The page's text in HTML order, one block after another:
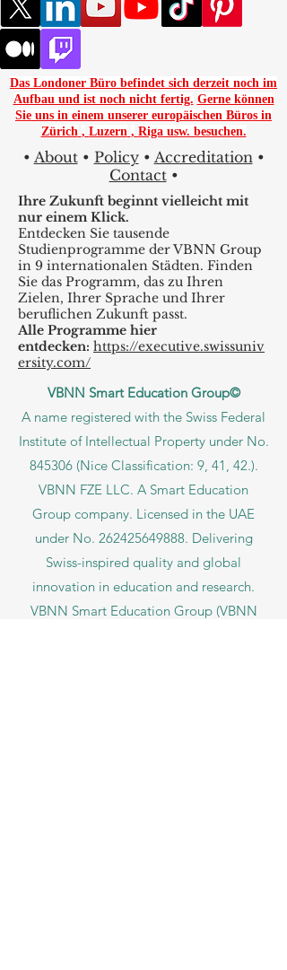
Das Londoner Büro befindet sich derzeit noch im
Aufbau und ist noch nicht fertig. Gerne können
Sie uns in einem unserer europäischen Büros in
Zürich , Luzern , Riga usw. besuchen.
• About• Policy• Accreditation•
Contact•
Ihre Zukunft beginnt vielleicht mit
nur einem Klick.
Entdecken Sie tausende
Studienprogramme der VBNN Group
in 9 internationalen Städten. Finden
Sie das Programm, das zu Ihren
Zielen, Ihrer Sprache und Ihrer
beruflichen Zukunft passt.
Alle Programme hier
entdecken: https://executive.swissuniv
ersity.com/
VBNN Smart Education Group©
A name registered with the Swiss Federal
Institute of Intellectual Property under No.
845306 (Nice Classification: 9, 41, 42.).
VBNN FZE LLC. A Smart Education
Group company. Licensed in the UAE
under No. 262425649888. Delivering
Swiss-inspired quality and global
innovation in education and research.
VBNN Smart Education Group (VBNN